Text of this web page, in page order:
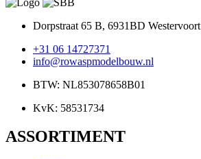
Dorpstraat 65 B, 6931BD Westervoort
+31 06 14727371
info@rowaspmodelbouw.nl
BTW: NL853078658B01
KvK: 58531734
ASSORTIMENT